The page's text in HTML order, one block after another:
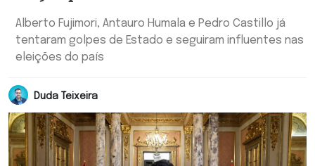
Alberto Fujimori, Antauro Humala e Pedro Castillo já
tentaram golpes de Estado e seguiram influentes nas
eleições do país
Duda Teixeira